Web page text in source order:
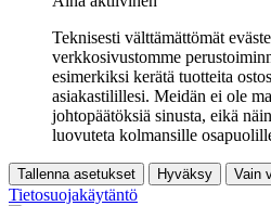
Teknisesti välttämättömät
verkkosivustomme
esimerkiksi kerätä tuotteita
asiakastilillesi. Meidän ei ole
johtopäätöksiä sinusta, eikä
luovuteta kolmansille
Tallenna asetukset Hyväksy Vain
Tietosuojakäytäntö